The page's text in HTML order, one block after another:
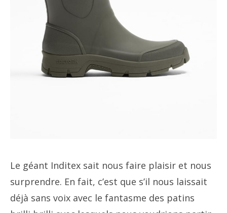
Le géant Inditex sait nous faire plaisir et nous
surprendre. En fait, c’est que s’il nous laissait
déjà sans voix avec le fantasme des patins